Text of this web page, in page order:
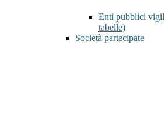
Enti pubblici
tabelle)
Società partecipate